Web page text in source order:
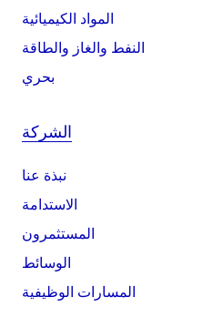
المواد الكيميائية
النفط والغاز والطاقة
بحري
الشركة
نبذة عنا
الاستدامة
المستثمرون
الوسائط
المسارات الوظيفية